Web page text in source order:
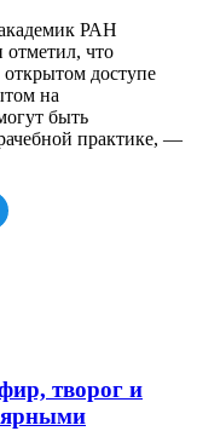
РАН
что
открытом доступе
на
быть
практике, —
творог и